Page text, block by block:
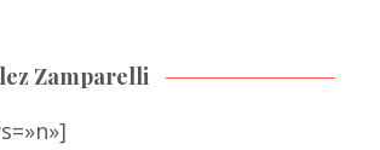
Zamparelli